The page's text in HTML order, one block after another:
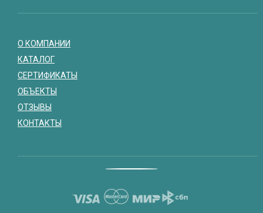
О КОМПАНИИ
КАТАЛОГ
СЕРТИФИКАТЫ
ОБЪЕКТЫ
ОТЗЫВЫ
КОНТАКТЫ